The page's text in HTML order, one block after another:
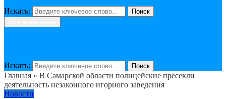
Искать:
Поиск
Искать: Поиск
Главная » В Самарской области полицейские пресекли
деятельность незаконного игорного заведения
Новости